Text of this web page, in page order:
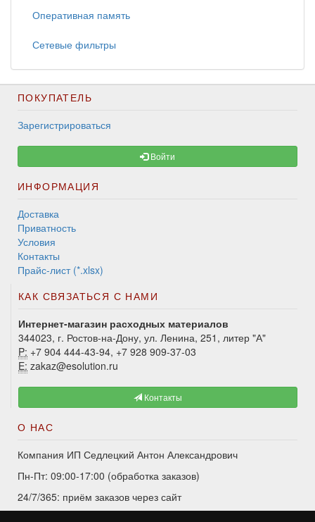
Оперативная память
Сетевые фильтры
ПОКУПАТЕЛЬ
Зарегистрироваться
Войти
ИНФОРМАЦИЯ
Доставка
Приватность
Условия
Контакты
Прайс-лист (*.xlsx)
КАК СВЯЗАТЬСЯ С НАМИ
Интернет-магазин расходных материалов
344023, г. Ростов-на-Дону, ул. Ленина, 251, литер "А"
P: +7 904 444-43-94, +7 928 909-37-03
E: zakaz@esolution.ru
Контакты
О НАС
Компания ИП Седлецкий Антон Александрович
Пн-Пт: 09:00-17:00 (обработка заказов)
24/7/365: приём заказов через сайт